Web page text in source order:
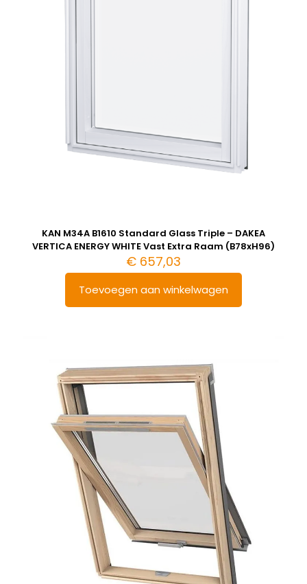
KAN M34A B1610 Standard Glass Triple – DAKEA
VERTICA ENERGY WHITE Vast Extra Raam (B78xH96)
€ 657,03
Toevoegen aan winkelwagen